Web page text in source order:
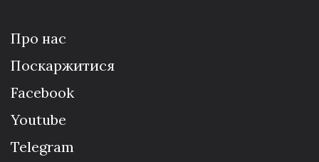
Про нас
Поскаржитися
Facebook
Youtube
Telegram